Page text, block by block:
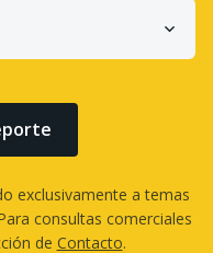
exclusivamente a temas
consultas comerciales
de Contacto.